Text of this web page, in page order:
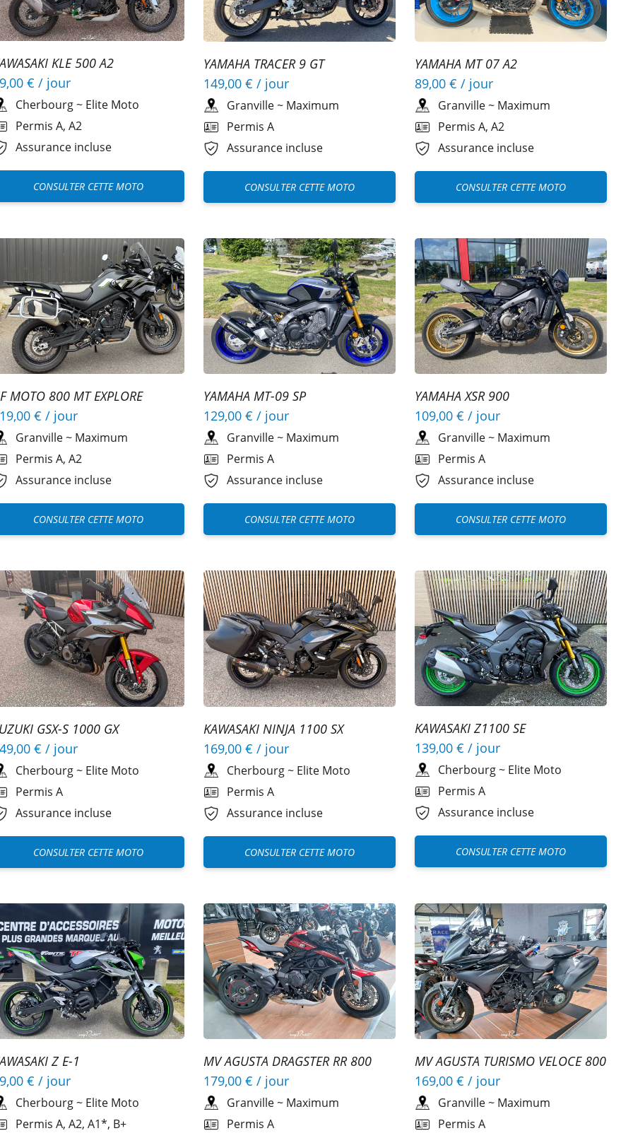
KLE 500 A2
€ / jour
Cherbourg~ Elite Moto
Permis A, A2
Assurance incluse
CONSULTER CETTE MOTO
YAMAHA TRACER 9 GT
149,00 € / jour
Granville~ Maximum
Permis A
Assurance incluse
CONSULTER CETTE MOTO
YAMAHA MT 07 A2
89,00 € / jour
Granville~ Maximum
Permis A, A2
Assurance incluse
CONSULTER CETTE MOTO
MOTO 800 MT EXPLORE
€ / jour
Granville~ Maximum
Permis A, A2
Assurance incluse
CONSULTER CETTE MOTO
YAMAHA MT-09 SP
129,00 € / jour
Granville~ Maximum
Permis A
Assurance incluse
CONSULTER CETTE MOTO
YAMAHA XSR 900
109,00 € / jour
Granville~ Maximum
Permis A
Assurance incluse
CONSULTER CETTE MOTO
GSX-S 1000 GX
€ / jour
Cherbourg~ Elite Moto
Permis A
Assurance incluse
CONSULTER CETTE MOTO
KAWASAKI NINJA 1100 SX
169,00 € / jour
Cherbourg~ Elite Moto
Permis A
Assurance incluse
CONSULTER CETTE MOTO
KAWASAKI Z1100 SE
139,00 € / jour
Cherbourg~ Elite Moto
Permis A
Assurance incluse
CONSULTER CETTE MOTO
Z E-1
€ / jour
Cherbourg~ Elite Moto
Permis A, A2, A1*, B+
MV AGUSTA DRAGSTER RR 800
179,00 € / jour
Granville~ Maximum
Permis A
MV AGUSTA TURISMO VELOCE 800
LUSSO
169,00 € / jour
Granville~ Maximum
Permis A